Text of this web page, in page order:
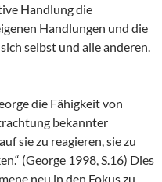
Handlung die
Handlungen und die
selbst und alle anderen.
die Fähigkeit von
bekannter
sie zu reagieren, sie zu
(George 1998, S.16) Dies
neu in den Fokus zu